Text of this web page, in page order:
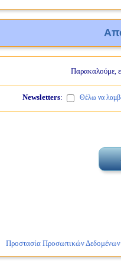
Παρακαλούμε,
Newsletters: Θέλω να
Προστασία Προσωπικών Δεδομένων